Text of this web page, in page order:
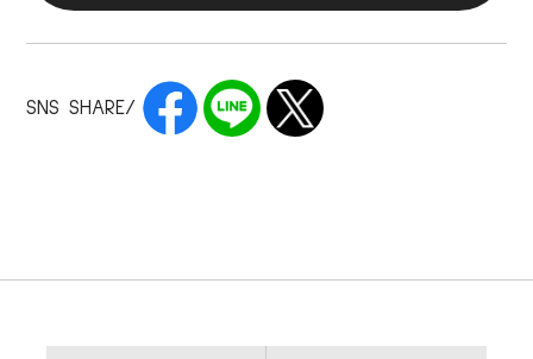
SNS SHARE/